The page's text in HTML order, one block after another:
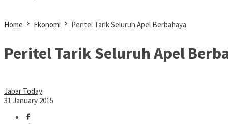
Home Ekonomi Peritel Tarik Seluruh Apel Berbahaya
Peritel Tarik Seluruh Apel
Jabar Today
31 January 2015